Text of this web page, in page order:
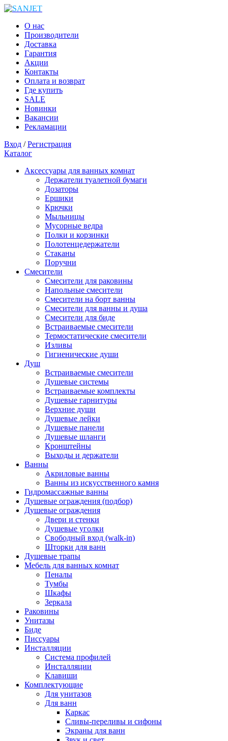
О нас
Производители
Доставка
Гарантия
Акции
Контакты
Оплата и возврат
Где купить
SALE
Новинки
Вакансии
Рекламации
Вход /Регистрация
Каталог
Аксессуары для ванных комнат
Держатели туалетной бумаги
Дозаторы
Ершики
Крючки
Мыльницы
Мусорные ведра
Полки и корзинки
Полотенцедержатели
Стаканы
Поручни
Смесители
Смесители для раковины
Напольные смесители
Смесители на борт ванны
Смесители для ванны и душа
Смесители для биде
Встраиваемые смесители
Термостатические смесители
Изливы
Гигиенические души
Душ
Встраиваемые смесители
Душевые системы
Встраиваемые комплекты
Душевые гарнитуры
Верхние души
Душевые лейки
Душевые панели
Душевые шланги
Кронштейны
Выходы и держатели
Ванны
Акриловые ванны
Ванны из искусственного камня
Гидромассажные ванны
Душевые ограждения (подбор)
Душевые ограждения
Двери и стенки
Душевые уголки
Свободный вход (walk-in)
Шторки для ванн
Душевые трапы
Мебель для ванных комнат
Пеналы
Тумбы
Шкафы
Зеркала
Раковины
Унитазы
Биде
Писсуары
Инсталляции
Система профилей
Инсталляции
Клавиши
Комплектующие
Для унитазов
Для ванн
Каркас
Сливы-переливы и сифоны
Экраны для ванн